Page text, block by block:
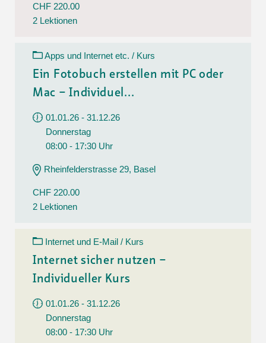
CHF 220.00
2 Lektionen
Apps und Internet etc. / Kurs
Ein Fotobuch erstellen mit PC oder
Mac – Individuel...
01.01.26 - 31.12.26
Donnerstag
08:00 - 17:30 Uhr
Rheinfelderstrasse 29, Basel
CHF 220.00
2 Lektionen
Internet und E-Mail / Kurs
Internet sicher nutzen –
Individueller Kurs
01.01.26 - 31.12.26
Donnerstag
08:00 - 17:30 Uhr